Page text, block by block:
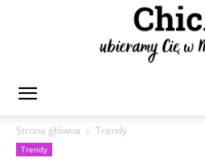
Strona główna
Trendy
Trendy